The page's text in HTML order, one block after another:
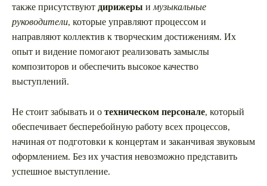
также присутствуютдирижеры имузыкальные
руководители, которые управляют процессом и
направляют коллектив к творческим достижениям. Их
опыт и видение помогают реализовать замыслы
композиторов и обеспечить высокое качество
выступлений.
Не стоит забывать и отехническом персонале, который
обеспечивает бесперебойную работу всех процессов,
начиная от подготовки к концертам и заканчивая звуковым
оформлением. Без их участия невозможно представить
успешное выступление.